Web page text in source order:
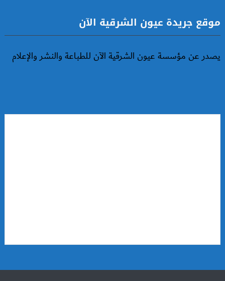
موقع جريدة عيون الشرقية الآن
يصدر عن مؤسسة عيون الشرقية الآن للطباعة والنشر والإعلام